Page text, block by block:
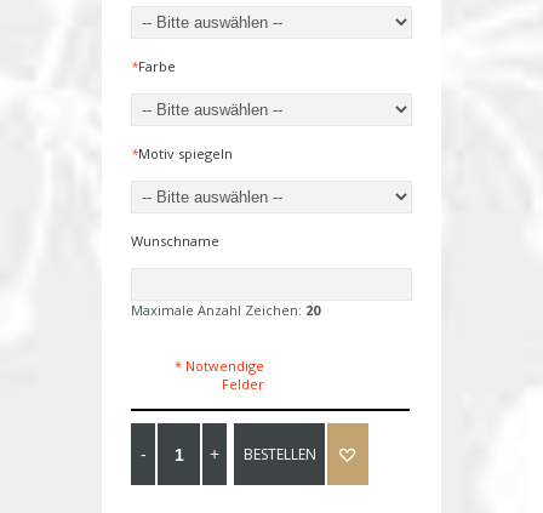
*Farbe
*Motiv spiegeln
Wunschname
Maximale Anzahl Zeichen: 20
* Notwendige
Felder
BESTELLEN